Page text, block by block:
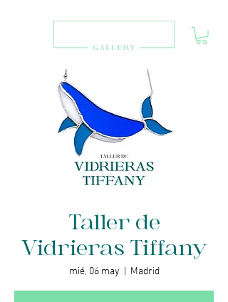
Taller de
Vidrieras Tiffany
mié, 06 may
  |
Madrid